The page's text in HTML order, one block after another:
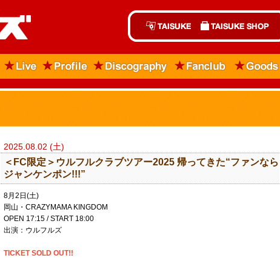
2025.08.02 (土)
＜FC限定＞ウルフルクラブツアー2025 帰ってきた“ファンなら
ジャンケンポン!!!”
8月2日(土)
岡山・CRAZYMAMA KINGDOM
OPEN 17:15 / START 18:00
出演：ウルフルズ
TICKET SOLD OUT!!